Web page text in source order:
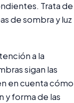
Trata de
de sombra y luz
a la
sigan las
en cuenta cómo
y forma de las